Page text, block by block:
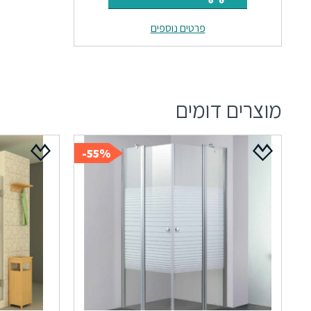
היה:
₪71.
הוא:
₪59.
פרטים נוספים
מוצרים דומים
55%-